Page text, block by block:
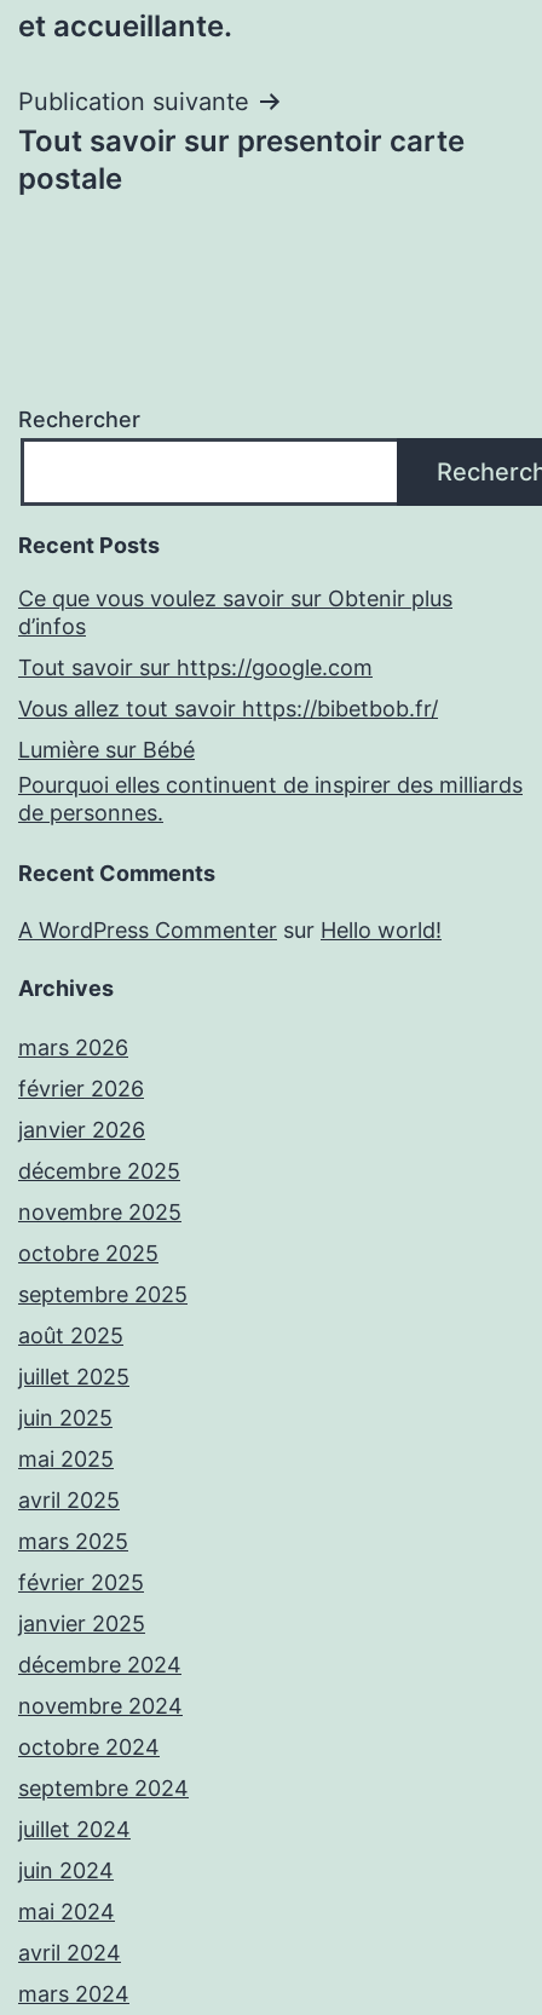
l’article
et accueillante.
Publication suivante
Tout savoir sur presentoir carte
postale
Rechercher
Recent Posts
Ce que vous voulez savoir sur Obtenir plus
d’infos
Tout savoir sur https://google.com
Vous allez tout savoir https://bibetbob.fr/
Lumière sur Bébé
Pourquoi elles continuent de inspirer des milliards
de personnes.
Recent Comments
A WordPress Commenter sur Hello world!
Archives
mars 2026
février 2026
janvier 2026
décembre 2025
novembre 2025
octobre 2025
septembre 2025
août 2025
juillet 2025
juin 2025
mai 2025
avril 2025
mars 2025
février 2025
janvier 2025
décembre 2024
novembre 2024
octobre 2024
septembre 2024
juillet 2024
juin 2024
mai 2024
avril 2024
mars 2024